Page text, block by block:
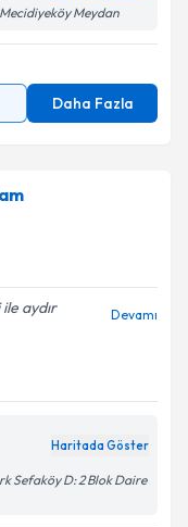
Meydan
Daha Fazla
aydır
Devamı
Haritada Göster
Sefaköy D: 2 Blok Daire